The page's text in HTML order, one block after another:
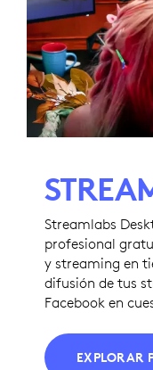
Streamlabs
profesional
y streaming en
difusión de tus
Facebook en
EXPLORAR